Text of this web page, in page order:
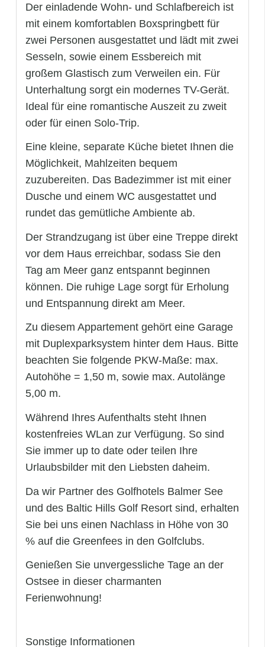
Der einladende Wohn- und Schlafbereich ist
mit einem komfortablen Boxspringbett für
zwei Personen ausgestattet und lädt mit zwei
Sesseln, sowie einem Essbereich mit
großem Glastisch zum Verweilen ein. Für
Unterhaltung sorgt ein modernes TV-Gerät.
Ideal für eine romantische Auszeit zu zweit
oder für einen Solo-Trip.
Eine kleine, separate Küche bietet Ihnen die
Möglichkeit, Mahlzeiten bequem
zuzubereiten. Das Badezimmer ist mit einer
Dusche und einem WC ausgestattet und
rundet das gemütliche Ambiente ab.
Der Strandzugang ist über eine Treppe direkt
vor dem Haus erreichbar, sodass Sie den
Tag am Meer ganz entspannt beginnen
können. Die ruhige Lage sorgt für Erholung
und Entspannung direkt am Meer.
Zu diesem Appartement gehört eine Garage
mit Duplexparksystem hinter dem Haus. Bitte
beachten Sie folgende PKW-Maße: max.
Autohöhe = 1,50 m, sowie max. Autolänge
5,00 m.
Während Ihres Aufenthalts steht Ihnen
kostenfreies WLan zur Verfügung. So sind
Sie immer up to date oder teilen Ihre
Urlaubsbilder mit den Liebsten daheim.
Da wir Partner des Golfhotels Balmer See
und des Baltic Hills Golf Resort sind, erhalten
Sie bei uns einen Nachlass in Höhe von 30
% auf die Greenfees in den Golfclubs.
Genießen Sie unvergessliche Tage an der
Ostsee in dieser charmanten
Ferienwohnung!
Sonstige Informationen